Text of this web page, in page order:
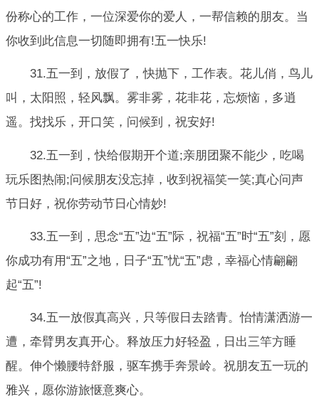
份称心的工作，一位深爱你的爱人，一帮信赖的朋友。当
你收到此信息一切随即拥有!五一快乐!
31.五一到，放假了，快抛下，工作表。花儿俏，鸟儿
叫，太阳照，轻风飘。雾非雾，花非花，忘烦恼，多逍
遥。找找乐，开口笑，问候到，祝安好!
32.五一到，快给假期开个道;亲朋团聚不能少，吃喝
玩乐图热闹;问候朋友没忘掉，收到祝福笑一笑;真心问声
节日好，祝你劳动节日心情妙!
33.五一到，思念“五”边“五”际，祝福“五”时“五”刻，愿
你成功有用“五”之地，日子“五”忧“五”虑，幸福心情翩翩
起“五”!
34.五一放假真高兴，只等假日去踏青。怡情潇洒游一
遭，牵臂男友真开心。释放压力好轻盈，日出三竿方睡
醒。伸个懒腰特舒服，驱车携手奔景岭。祝朋友五一玩的
雅兴，愿你游旅惬意爽心。